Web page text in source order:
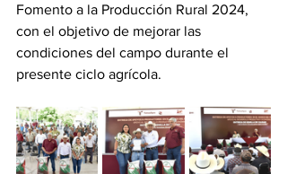
Fomento a la Producción Rural 2024,
con el objetivo de mejorar las
condiciones del campo durante el
presente ciclo agrícola.